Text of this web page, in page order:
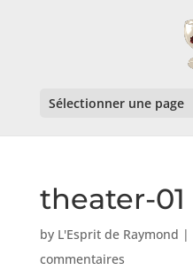
Sélectionner une page
theater-01
by L'Esprit de Raymond |
commentaires